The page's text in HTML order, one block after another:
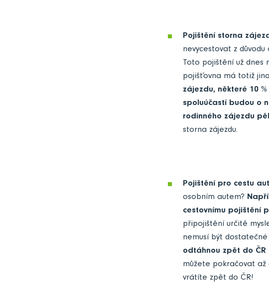
Pojištění storna
nevycestovat z
Toto pojištění už dnes
pojišťovna má totiž
zájezdu, některé 10
spoluúčastí budou o
rodinného zájezdu
storna zájezdu.
Pojištění pro cestu
osobním autem?
cestovnímu pojištění
připojištění určitě
nemusí být
odtáhnou zpět do
můžete pokračovat
vrátíte zpět do ČR!